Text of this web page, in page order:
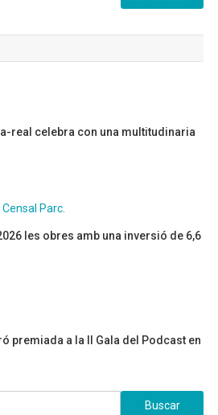
real celebra con una multitudinaria
les obres amb una inversió de 6,6
premiada a la II Gala del Podcast en
Buscar: